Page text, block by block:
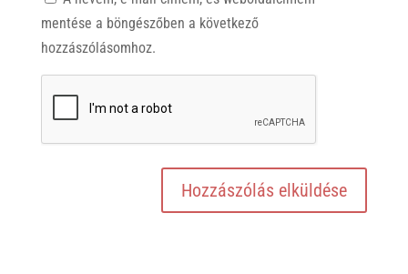
mentése a böngészőben a következő
hozzászólásomhoz.